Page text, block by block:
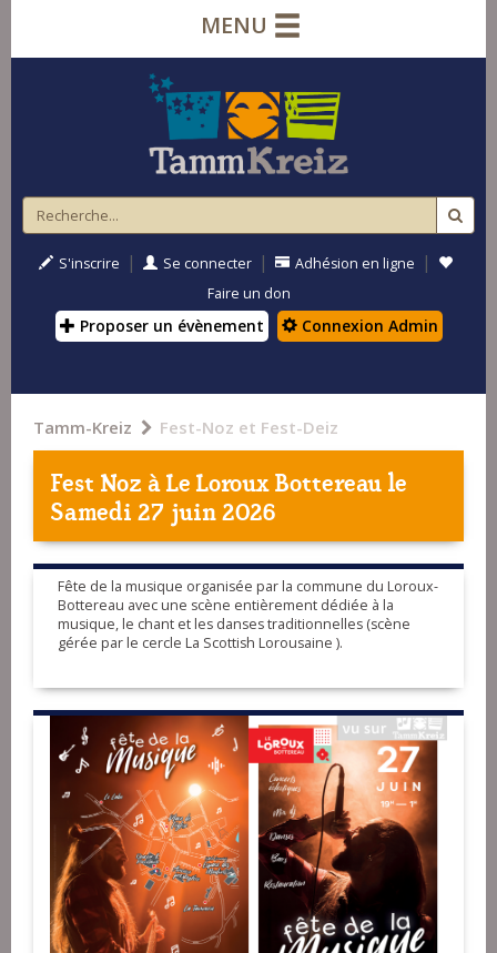
MENU
S'inscrire | Se connecter | Adhésion en ligne |
Faire un don
Proposer un évènement Connexion Admin
Tamm-Kreiz Fest-Noz et Fest-Deiz
Fest Noz àLe Loroux Bottereaule
Samedi 27 juin 2026
Fête de la musique organisée par la commune du Loroux-
Bottereau avec une scène entièrement dédiée à la
musique, le chant et les danses traditionnelles (scène
gérée par le cercle La Scottish Lorousaine ).